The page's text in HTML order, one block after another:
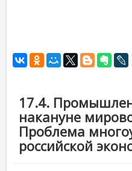
17.4.
накануне
Проблема
российской